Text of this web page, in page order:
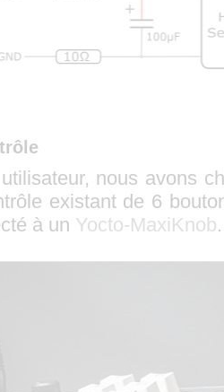
utilisateur, nous avons
existant de 6
à un Yocto-MaxiKnob.